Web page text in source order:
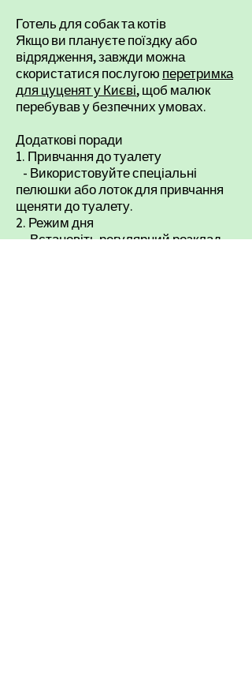
Готель для собак та котів
Якщо ви плануєте поїздку або
відрядження, завжди можна
скористатися послугою перетримка
для цуценят у Києві, щоб малюк
перебував у безпечних умовах.
​Додаткові поради
1. Привчання до туалету
- Використовуйте спеціальні
пелюшки або лоток для привчання
щеняти до туалету.
2. Режим дня
- Встановіть регулярний розклад